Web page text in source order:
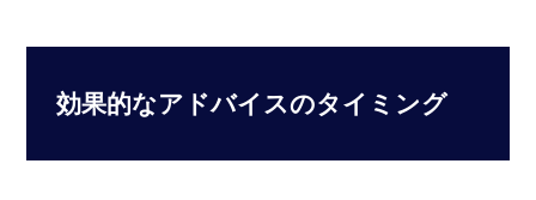
効果的なアドバイスのタイミング